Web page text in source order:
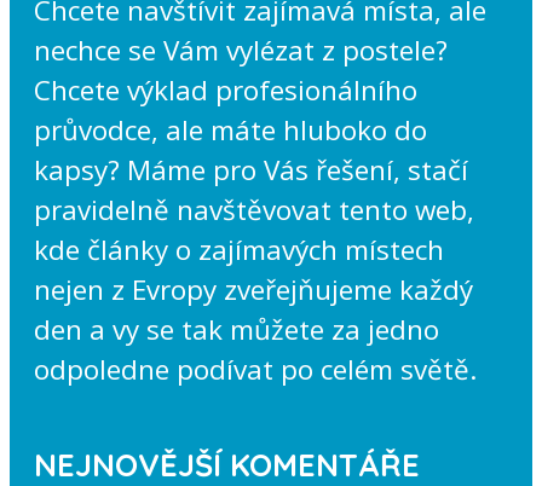
Chcete navštívit zajímavá místa, ale
nechce se Vám vylézat z postele?
Chcete výklad profesionálního
průvodce, ale máte hluboko do
kapsy? Máme pro Vás řešení, stačí
pravidelně navštěvovat tento web,
kde články o zajímavých místech
nejen z Evropy zveřejňujeme každý
den a vy se tak můžete za jedno
odpoledne podívat po celém světě.
NEJNOVĚJŠÍ KOMENTÁŘE